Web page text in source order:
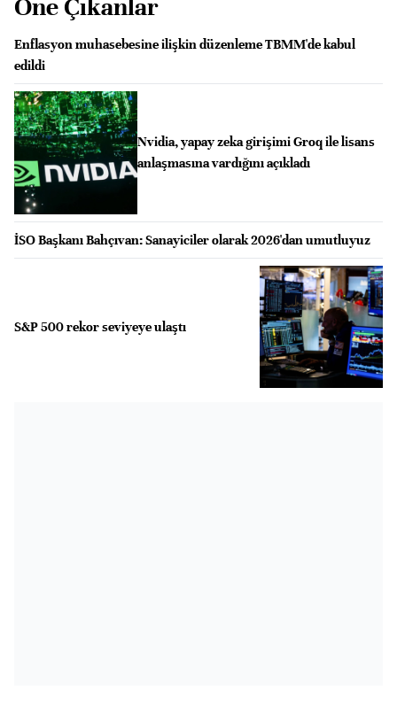
Öne Çıkanlar
Enflasyon muhasebesine ilişkin düzenleme TBMM'de kabul
edildi
Nvidia, yapay zeka girişimi Groq ile lisans
anlaşmasına vardığını açıkladı
İSO Başkanı Bahçıvan: Sanayiciler olarak 2026'dan umutluyuz
S&P 500 rekor seviyeye ulaştı